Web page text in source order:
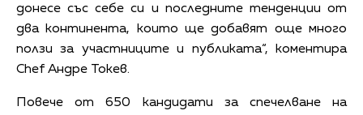
донесе със себе си и последните тенденции от
два континента, които ще добавят още много
ползи за участниците и публиката“, коментира
Chef Андре Токев.
Повече от 650 кандидати за спечелване на